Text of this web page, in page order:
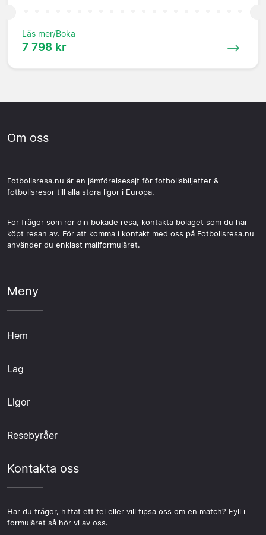
Läs mer/Boka
7 798 kr
Om oss
Fotbollsresa.nu är en jämförelsesajt för fotbollsbiljetter &
fotbollsresor till alla stora ligor i Europa.
För frågor som rör din bokade resa, kontakta bolaget som du har
köpt resan av. För att komma i kontakt med oss på Fotbollsresa.nu
använder du enklast mailformuläret.
Meny
Hem
Lag
Ligor
Resebyråer
Kontakta oss
Har du frågor, hittat ett fel eller vill tipsa oss om en match? Fyll i
formuläret så hör vi av oss.